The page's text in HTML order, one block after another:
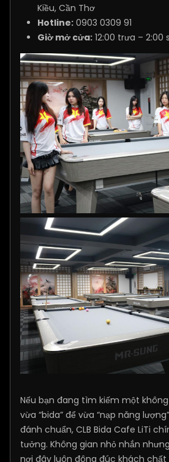
Kiều, Cần Thơ
Hotline: 0903 0309 91
Giờ mở cửa: 12:00 trưa – 2:00
Nếu bạn đang tìm kiếm một
vừa “bida” để vừa “nạp năng
đánh chuẩn, CLB Bida Cafe LiTi
tưởng. Không gian nhỏ nhắn
nơi đây luôn đông đúc khách